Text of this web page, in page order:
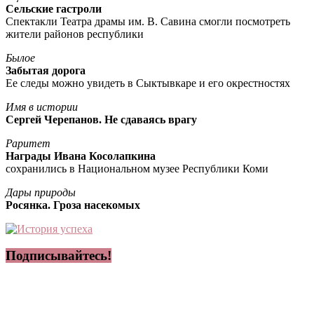
Сельские гастроли
Спектакли Театра драмы им. В. Савина смогли посмотреть
жители районов республики
Былое
Забытая дорога
Ее следы можно увидеть в Сыктывкаре и его окрестностях
Имя в истории
Сергей Черепанов. Не сдаваясь врагу
Раритет
Награды Ивана Косолапкина
сохранились в Национальном музее Республики Коми
Дары природы
Росянка. Гроза насекомых
Подписывайтесь!